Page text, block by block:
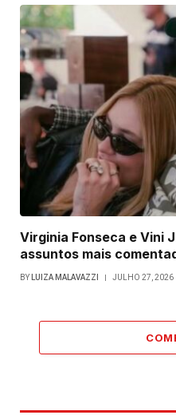
Virginia Fonseca e Vini
assuntos mais
BY LUIZA MALAVAZZI JULHO 27, 2026